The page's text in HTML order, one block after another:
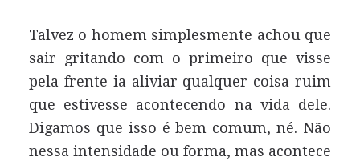
Talvez o homem simplesmente achou que
sair gritando com o primeiro que visse
pela frente ia aliviar qualquer coisa ruim
que estivesse acontecendo na vida dele.
Digamos que isso é bem comum, né. Não
nessa intensidade ou forma, mas acontece